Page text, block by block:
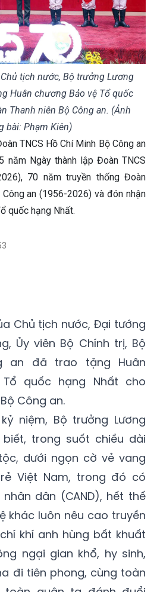
tịch nước, Bộ trưởng Lương
Huân chương Bảo vệ Tổ quốc
Thanh niên Bộ Công an. (Ảnh
bài: Phạm Kiên)
TNCS Hồ Chí Minh Bộ Công an
năm Ngày thành lập Đoàn TNCS
70 năm truyền thống Đoàn
an (1956-2026) và đón nhận
quốc hạng Nhất.
Chủ tịch nước, Đại tướng
Ủy viên Bộ Chính trị, Bộ
an đã trao tặng Huân
quốc hạng Nhất cho
Công an.
niệm, Bộ trưởng Lương
trong suốt chiều dài
dưới ngọn cờ vẻ vang
Việt Nam, trong đó có
dân (CAND), hết thế
khác luôn nêu cao truyền
khí anh hùng bất khuất
ngại gian khổ, hy sinh,
đi tiên phong, cùng toàn